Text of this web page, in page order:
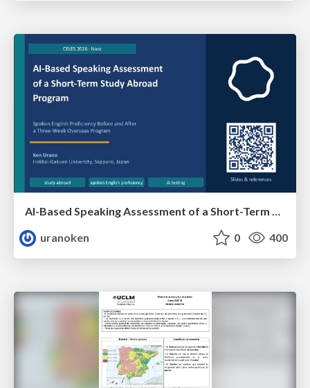
AI-Based Speaking Assessment of a Short-Term Study Abroad Program
uranoken
0 400